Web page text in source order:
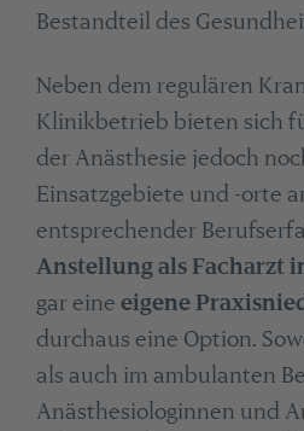
Bestandteil des
Neben dem regulären
Klinikbetrieb bieten sich
der Anästhesie jedoch
Einsatzgebiete und -orte
entsprechender
Anstellung als Facharzt
gar eine eigene
durchaus eine Option.
als auch im ambulanten
Anästhesiologinnen und